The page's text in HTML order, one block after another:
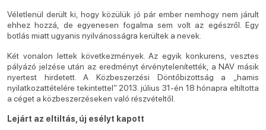
Véletlenül derült ki, hogy közülük jó pár ember nemhogy nem járult
ehhez hozzá, de egyenesen fogalma sem volt az egészről. Egy
botlás miatt ugyanis nyilvánosságra kerültek a nevek.
Két vonalon lettek következmények. Az egyik konkurens, vesztes
pályázó jelzése után az eredményt érvénytelenítették, a NAV másik
nyertest hirdetett. A Közbeszerzési Döntőbizottság a „hamis
nyilatkozattételére tekintettel” 2013. július 31-én 18 hónapra eltiltotta
a céget a közbeszerzéseken való részvételtől.
Lejárt az eltiltás, új esélyt kapott